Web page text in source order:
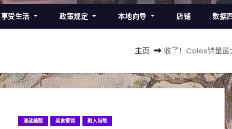
享受生活 政策规定 本地向导 店铺 数据
主页 收了！Coles销量最
油盐酱醋 美食餐馆 融入当地